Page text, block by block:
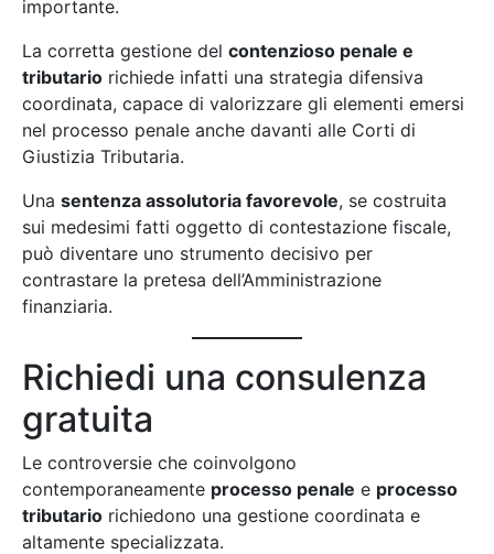
importante.
La corretta gestione del contenzioso penale e
tributario richiede infatti una strategia difensiva
coordinata, capace di valorizzare gli elementi emersi
nel processo penale anche davanti alle Corti di
Giustizia Tributaria.
Una sentenza assolutoria favorevole, se costruita
sui medesimi fatti oggetto di contestazione fiscale,
può diventare uno strumento decisivo per
contrastare la pretesa dell’Amministrazione
finanziaria.
Richiedi una consulenza
gratuita
Le controversie che coinvolgono
contemporaneamente processo penale e processo
tributario richiedono una gestione coordinata e
altamente specializzata.